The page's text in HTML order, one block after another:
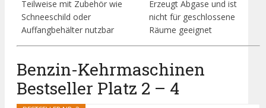
Teilweise mit Zubehör wie
Schneeschild oder
Auffangbehälter nutzbar
Erzeugt Abgase und ist
nicht für geschlossene
Räume geeignet
Benzin-Kehrmaschinen
Bestseller Platz 2 – 4